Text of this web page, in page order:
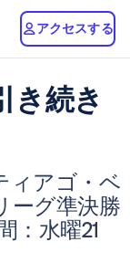
アクセスする
き続き
ィアゴ・ベ
ーグ準決勝
：水曜21